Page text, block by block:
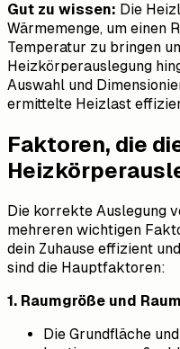
Gut zu wissen: Die
Wärmemenge, um einen
Temperatur zu bringen
Heizkörperauslegung
Auswahl und
ermittelte Heizlast
Faktoren, die
Die korrekte Auslegung
mehreren wichtigen
dein Zuhause effizient
sind die Hauptfaktoren:
1. Raumgröße und
Die Grundfläche